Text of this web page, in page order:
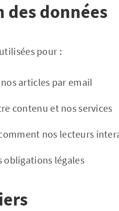
données
pour :
articles par email
contenu et nos services
nos lecteurs
obligations légales